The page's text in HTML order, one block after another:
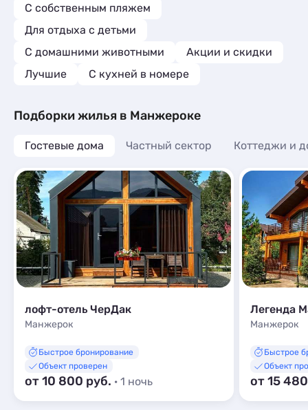
С собственным пляжем
Для отдыха с детьми
С домашними животными
Акции и скидки
Лучшие
C кухней в номере
Подборки жилья в Манжероке
Гостевые дома Частный сектор Коттеджи и
лофт-отель ЧерДак
Манжерок
Быстрое бронирование
Объект проверен
от 10 800 руб. · 1 ночь
Легенда
Манжерок
Быстрое
Объект
от 15